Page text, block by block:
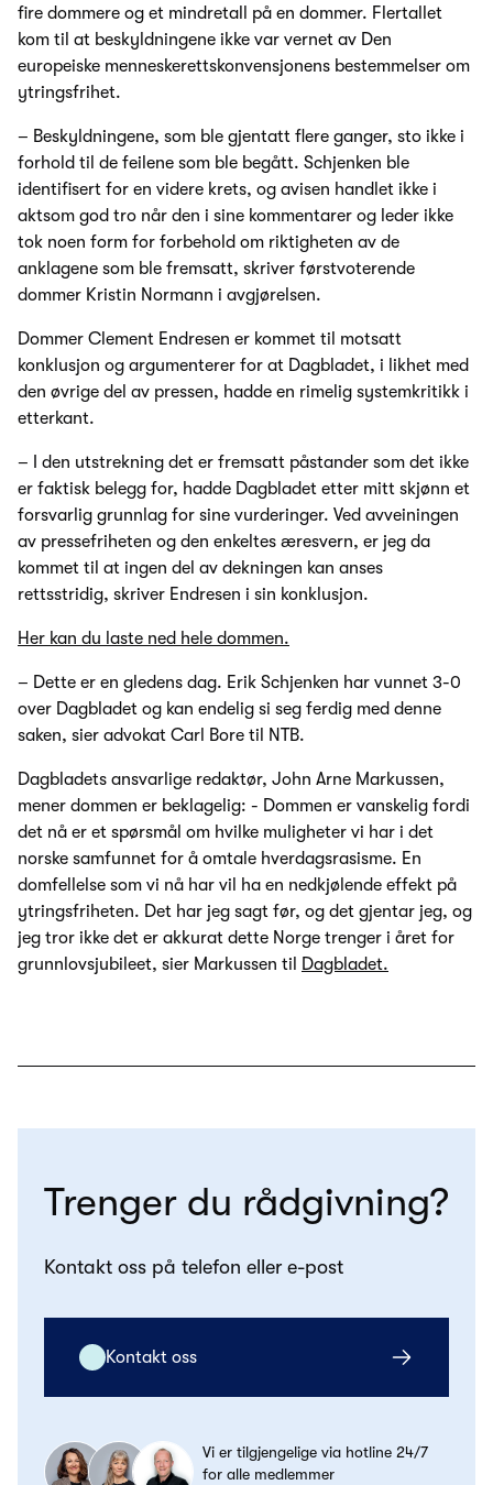
fire dommere og et mindretall på en dommer. Flertallet
kom til at beskyldningene ikke var vernet av Den
europeiske menneskerettskonvensjonens bestemmelser om
ytringsfrihet.
– Beskyldningene, som ble gjentatt flere ganger, sto ikke i
forhold til de feilene som ble begått. Schjenken ble
identifisert for en videre krets, og avisen handlet ikke i
aktsom god tro når den i sine kommentarer og leder ikke
tok noen form for forbehold om riktigheten av de
anklagene som ble fremsatt, skriver førstvoterende
dommer Kristin Normann i avgjørelsen.
Dommer Clement Endresen er kommet til motsatt
konklusjon og argumenterer for at Dagbladet, i likhet med
den øvrige del av pressen, hadde en rimelig systemkritikk i
etterkant.
– I den utstrekning det er fremsatt påstander som det ikke
er faktisk belegg for, hadde Dagbladet etter mitt skjønn et
forsvarlig grunnlag for sine vurderinger. Ved avveiningen
av pressefriheten og den enkeltes æresvern, er jeg da
kommet til at ingen del av dekningen kan anses
rettsstridig, skriver Endresen i sin konklusjon.
Her kan du laste ned hele dommen.
– Dette er en gledens dag. Erik Schjenken har vunnet 3-0
over Dagbladet og kan endelig si seg ferdig med denne
saken, sier advokat Carl Bore til NTB.
Dagbladets ansvarlige redaktør, John Arne Markussen,
mener dommen er beklagelig: - Dommen er vanskelig fordi
det nå er et spørsmål om hvilke muligheter vi har i det
norske samfunnet for å omtale hverdagsrasisme. En
domfellelse som vi nå har vil ha en nedkjølende effekt på
ytringsfriheten. Det har jeg sagt før, og det gjentar jeg, og
jeg tror ikke det er akkurat dette Norge trenger i året for
grunnlovsjubileet, sier Markussen til
Dagbladet.
Trenger du rådgivning?
Kontakt oss på telefon eller e-post
Kontakt oss
Vi er tilgjengelige via hotline 24/7
for alle medlemmer